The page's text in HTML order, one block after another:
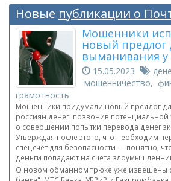
Новые публикации о
Мошенники
новый предлог
выманивания у
15.05.2023
мошенничество,
грамотность
Мошенники придумали новый предлог
россиян денег: позвонив
о совершении попытки перевода денег
Утверждая после этого, что необходим
спецсчет для безопасности — понятно,
деньги попадают на счета
О новом обманном трюке уже извещены